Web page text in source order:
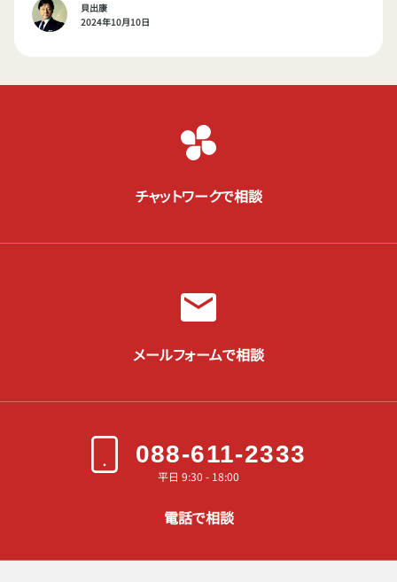
貝出康
2024年10月10日
チャットワークで相談
メールフォームで相談
088-611-2333
平日 9:30 - 18:00
電話で相談